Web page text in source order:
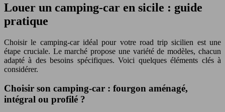
Louer un camping-car en sicile : guide
pratique
Choisir le camping-car idéal pour votre road trip sicilien est une
étape cruciale. Le marché propose une variété de modèles, chacun
adapté à des besoins spécifiques. Voici quelques éléments clés à
considérer.
Choisir son camping-car : fourgon aménagé,
intégral ou profilé ?